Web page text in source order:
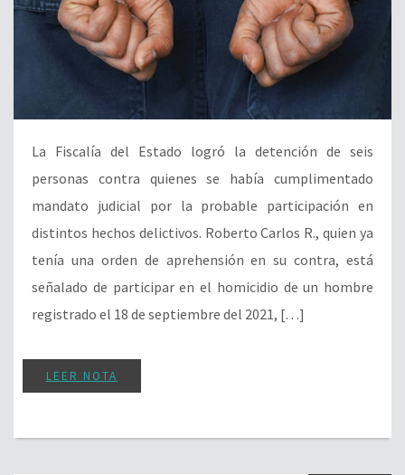
La Fiscalía del Estado logró la detención de seis
personas contra quienes se había cumplimentado
mandato judicial por la probable participación en
distintos hechos delictivos. Roberto Carlos R., quien ya
tenía una orden de aprehensión en su contra, está
señalado de participar en el homicidio de un hombre
registrado el 18 de septiembre del 2021, […]
LEER NOTA